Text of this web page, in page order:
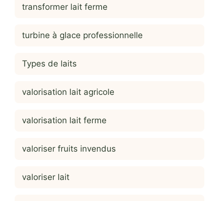
transformer lait ferme
turbine à glace professionnelle
Types de laits
valorisation lait agricole
valorisation lait ferme
valoriser fruits invendus
valoriser lait